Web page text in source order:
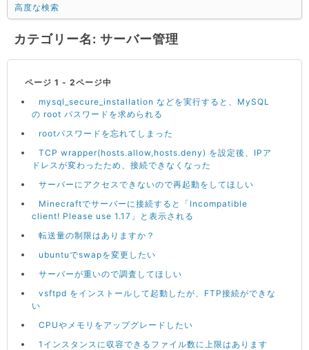
高度な検索
カテゴリー名: サーバー管理
ページ 1 - 2ページ中
mysql_secure_installation などを実行すると、MySQL
の root パスワードを求められる
rootパスワードを忘れてしまった
TCP wrapper(hosts.allow,hosts.deny) を設定後、IPア
ドレスが変わったため、接続できなくなった
サーバーにアクセスできないので再起動をしてほしい
Minecraftでサーバーに接続すると「Incompatible
client! Please use 1.17」と表示される
転送量の制限はありますか？
ubuntuでswapを変更したい
サーバーが重いので調査してほしい
vsftpd をインストールして起動したが、FTP接続ができな
い
CPUやメモリをアップグレードしたい
1インスタンスに収容できるファイル数に上限はあります